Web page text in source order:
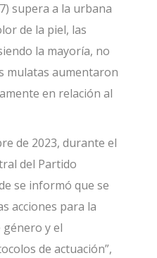
supera a la urbana
de la piel, las
la mayoría, no
mulatas aumentaron
en relación al
de 2023, durante el
del Partido
se informó que se
acciones para la
género y el
de actuación”,